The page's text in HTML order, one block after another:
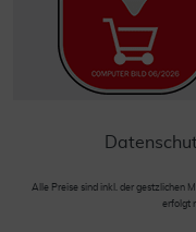
Alle Preise sind inkl. der gestzlichen
erfolgt